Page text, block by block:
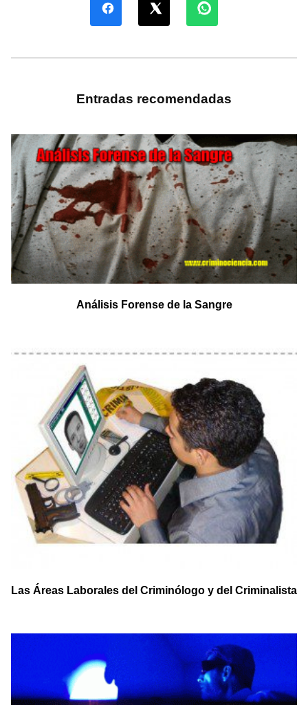
Entradas recomendadas
Análisis Forense de la Sangre
Las Áreas Laborales del Criminólogo y del Criminalista